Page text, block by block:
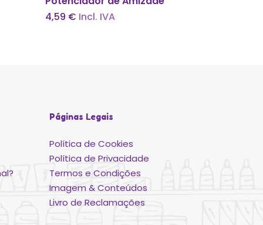
4,59 € Incl. IVA
Páginas Legais
Política de Cookies
Política de Privacidade
Termos e Condições
Imagem & Conteúdos
Livro de Reclamações